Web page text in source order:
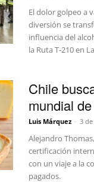
El dolor golpeo a
diversión se
influencia del
la Ruta T-210 en
Chile
mundial
Luis Márquez - 3
Alejandro
certificación
con un viaje a la
pagados.